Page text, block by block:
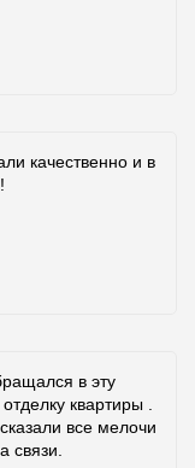
качественно и в
в эту
квартиры .
все мелочи
связи.